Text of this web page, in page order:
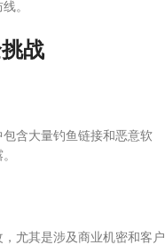
。
战
含大量钓鱼链接和恶意软
尤其是涉及商业机密和客户